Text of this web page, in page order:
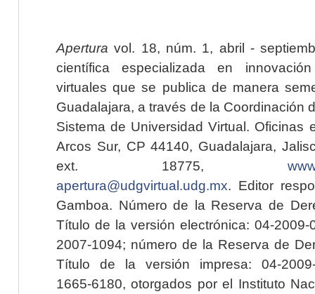
Apertura vol. 18, núm. 1, abril -
científica especializada en
virtuales que se publica de manera
Guadalajara, a través de la Coordinación
Sistema de Universidad Virtual. Oficinas
Arcos Sur, CP 44140, Guadalajara,
ext. 18775,
apertura@udgvirtual.udg.mx. Editor
Gamboa. Número de la Reserva de
Título de la versión electrónica: 04-2009-
2007-1094; número de la Reserva de
Título de la versión impresa: 04-2009-
1665-6180, otorgados por el Instituto